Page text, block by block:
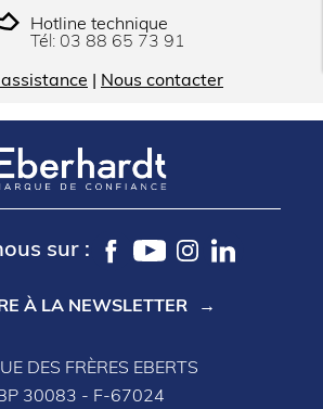
Hotline technique
Tél: 03 88 65 73 91
Nous contacter
sur :
À LA NEWSLETTER
DES FRÈRES EBERTS
30083 - F-67024